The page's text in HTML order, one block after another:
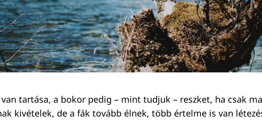
tartása, a bokor pedig – mint tudjuk – reszket, ha csak
kivételek, de a fák tovább élnek, több értelme is van